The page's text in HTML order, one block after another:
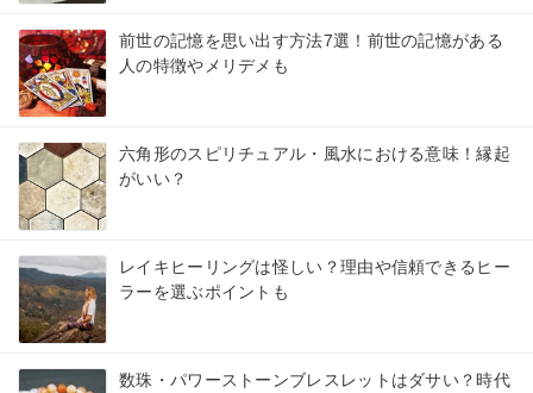
前世の記憶を思い出す方法7選！前世の記憶がある
人の特徴やメリデメも
六角形のスピリチュアル・風水における意味！縁起
がいい？
レイキヒーリングは怪しい？理由や信頼できるヒー
ラーを選ぶポイントも
数珠・パワーストーンブレスレットはダサい？時代